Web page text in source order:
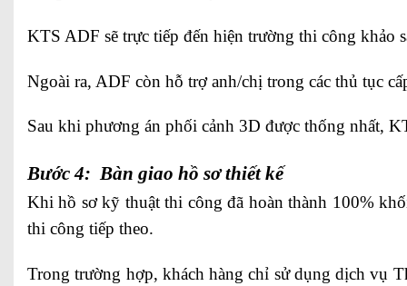
KTS ADF sẽ trực tiếp đến hiện trường thi công khảo
Ngoài ra, ADF còn hỗ trợ anh/chị trong các thủ tục
Sau khi phương án phối cảnh 3D được thống nhất,
Bước 4: Bàn giao hồ sơ thiết kế
Khi hồ sơ kỹ thuật thi công đã hoàn thành 100%
thi công tiếp theo.
Trong trường hợp, khách hàng chỉ sử dụng dịch vụ